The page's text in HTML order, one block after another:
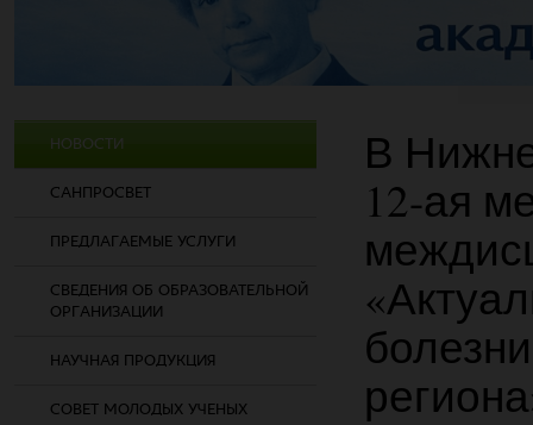
НОВОСТИ
САНПРОСВЕТ
ПРЕДЛАГАЕМЫЕ УСЛУГИ
СВЕДЕНИЯ ОБ ОБРАЗОВАТЕЛЬНОЙ
ОРГАНИЗАЦИИ
НАУЧНАЯ ПРОДУКЦИЯ
СОВЕТ МОЛОДЫХ УЧЕНЫХ
В
12-ая